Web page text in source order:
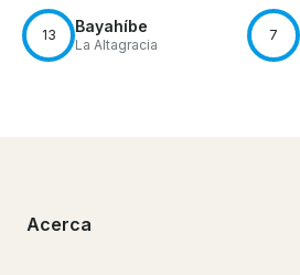
13 Bayahíbe
La Altagracia
7
Acerca